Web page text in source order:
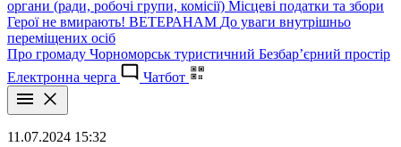
органи (ради, робочі групи, комісії) Місцеві податки та збори
Герої не вмирають! ВЕТЕРАНАМ До уваги внутрішньо
переміщених осіб
Про громаду Чорноморськ туристичний Безбар’єрний простір
Електронна черга
Чатбот
11.07.2024 15:32